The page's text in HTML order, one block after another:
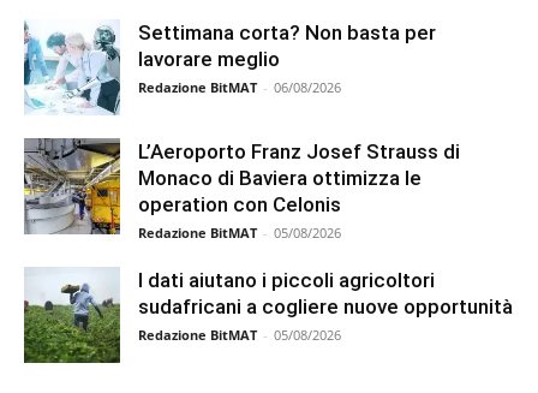
Settimana corta? Non basta per
lavorare meglio
Redazione BitMAT - 06/08/2026
L’Aeroporto Franz Josef Strauss di
Monaco di Baviera ottimizza le
operation con Celonis
Redazione BitMAT - 05/08/2026
I dati aiutano i piccoli agricoltori
sudafricani a cogliere nuove opportunità
Redazione BitMAT - 05/08/2026